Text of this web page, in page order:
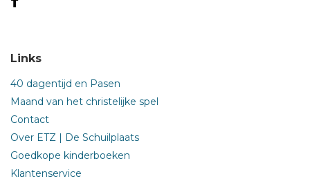
Links
40 dagentijd en Pasen
Maand van het christelijke spel
Contact
Over ETZ | De Schuilplaats
Goedkope kinderboeken
Klantenservice